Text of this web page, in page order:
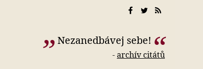
Nezanedbávej sebe!
-archív citátů